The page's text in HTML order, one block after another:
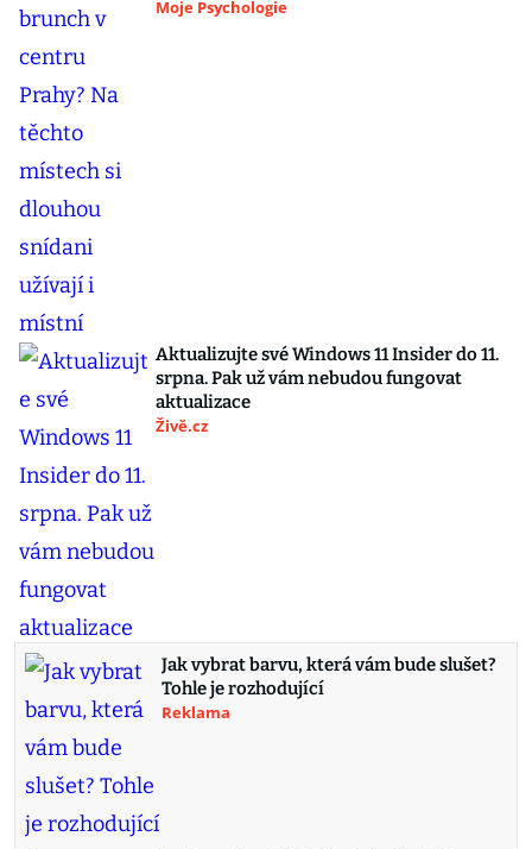
Moje Psychologie
Aktualizujte své Windows 11 Insider do 11.
srpna. Pak už vám nebudou fungovat
aktualizace
Živě.cz
Jak vybrat barvu, která vám bude slušet?
Tohle je rozhodující
Reklama